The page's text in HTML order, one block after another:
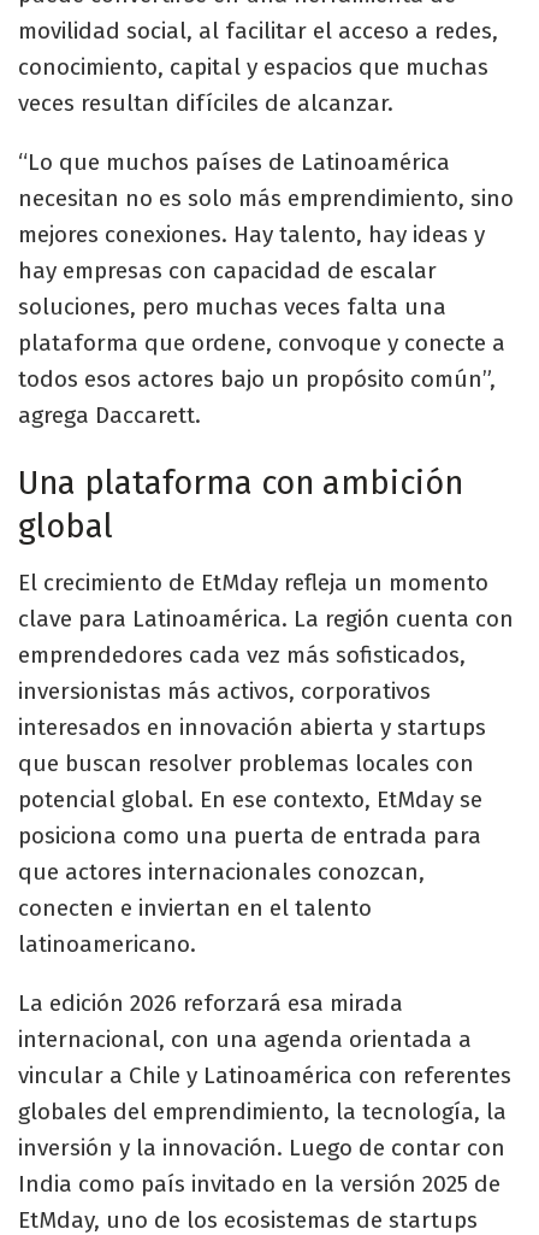
movilidad social, al facilitar el acceso a redes,
conocimiento, capital y espacios que muchas
veces resultan difíciles de alcanzar.
“Lo que muchos países de Latinoamérica
necesitan no es solo más emprendimiento, sino
mejores conexiones. Hay talento, hay ideas y
hay empresas con capacidad de escalar
soluciones, pero muchas veces falta una
plataforma que ordene, convoque y conecte a
todos esos actores bajo un propósito común”,
agrega Daccarett.
Una plataforma con ambición
global
El crecimiento de EtMday refleja un momento
clave para Latinoamérica. La región cuenta con
emprendedores cada vez más sofisticados,
inversionistas más activos, corporativos
interesados en innovación abierta y startups
que buscan resolver problemas locales con
potencial global. En ese contexto, EtMday se
posiciona como una puerta de entrada para
que actores internacionales conozcan,
conecten e inviertan en el talento
latinoamericano.
La edición 2026 reforzará esa mirada
internacional, con una agenda orientada a
vincular a Chile y Latinoamérica con referentes
globales del emprendimiento, la tecnología, la
inversión y la innovación. Luego de contar con
India como país invitado en la versión 2025 de
EtMday, uno de los ecosistemas de startups